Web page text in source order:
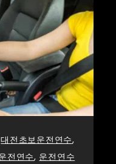
대전초보운전연수,
전연수, 운전연수